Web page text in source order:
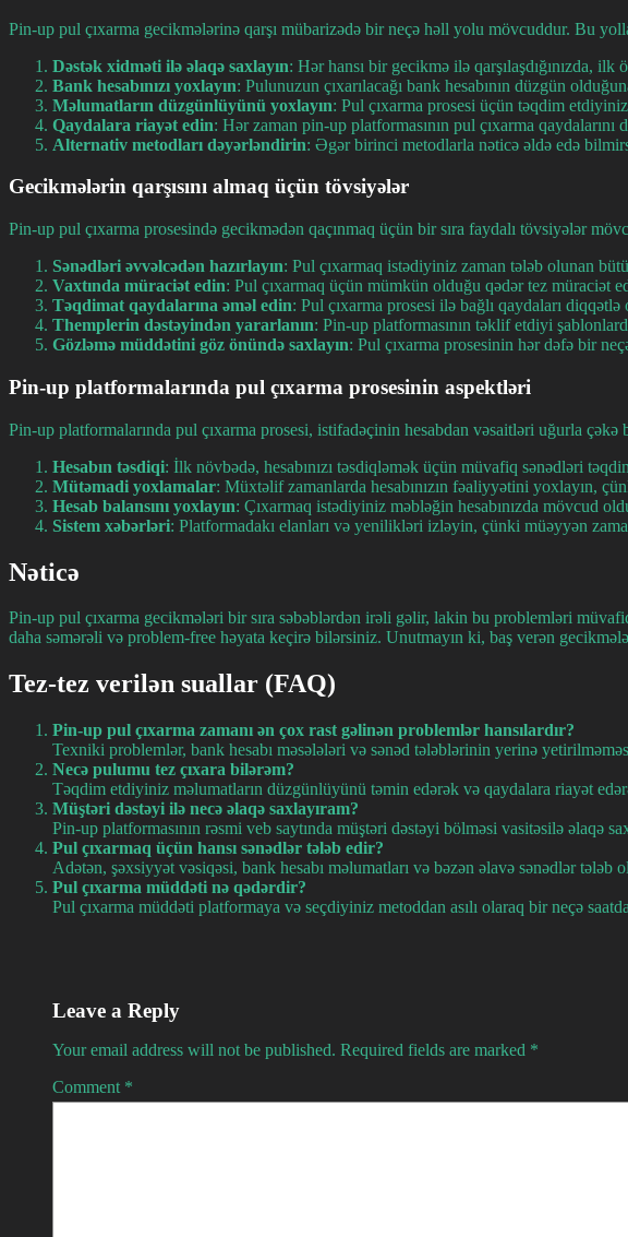
Pin-up pul çıxarma gecikmələrinə qarşı mübarizədə bir neçə həll yolu mövcuddur. Bu
Dəstək xidməti ilə əlaqə saxlayın: Hər hansı bir gecikmə ilə qarşılaşdığınızda,
Bank hesabınızı yoxlayın: Pulunuzun çıxarılacağı bank hesabının düzgün
Məlumatların düzgünlüyünü yoxlayın: Pul çıxarma prosesi üçün təqdim
Qaydalara riayət edin: Hər zaman pin-up platformasının pul çıxarma
Alternativ metodları dəyərləndirin: Əgər birinci metodlarla nəticə əldə edə
Gecikmələrin qarşısını almaq üçün tövsiyələr
Pin-up pul çıxarma prosesində gecikmədən qaçınmaq üçün bir sıra faydalı tövsiyələr
Sənədləri əvvəlcədən hazırlayın: Pul çıxarmaq istədiyiniz zaman tələb olunan
Vaxtında müraciət edin: Pul çıxarmaq üçün mümkün olduğu qədər tez müraciət
Təqdimat qaydalarına əməl edin: Pul çıxarma prosesi ilə bağlı qaydaları
Themplerin dəstəyindən yararlanın: Pin-up platformasının təklif etdiyi
Gözləmə müddətini göz önündə saxlayın: Pul çıxarma prosesinin hər dəfə bir
Pin-up platformalarında pul çıxarma prosesinin aspektləri
Pin-up platformalarında pul çıxarma prosesi, istifadəçinin hesabdan vəsaitləri uğurla çəkə
Hesabın təsdiqi: İlk növbədə, hesabınızı təsdiqləmək üçün müvafiq sənədləri
Mütəmadi yoxlamalar: Müxtəlif zamanlarda hesabınızın fəaliyyətini yoxlayın,
Hesab balansını yoxlayın: Çıxarmaq istədiyiniz məbləğin hesabınızda mövcud
Sistem xəbərləri: Platformadakı elanları və yenilikləri izləyin, çünki müəyyən
Nəticə
Pin-up pul çıxarma gecikmələri bir sıra səbəblərdən irəli gəlir, lakin bu problemləri
daha səmərəli və problem-free həyata keçirə bilərsiniz. Unutmayın ki, baş verən
Tez-tez verilən suallar (FAQ)
Pin-up pul çıxarma zamanı ən çox rast gəlinən problemlər hansılardır?
Texniki problemlər, bank hesabı məsələləri və sənəd tələblərinin yerinə
Necə pulumu tez çıxara bilərəm?
Təqdim etdiyiniz məlumatların düzgünlüyünü təmin edərək və qaydalara riayət
Müştəri dəstəyi ilə necə əlaqə saxlayıram?
Pin-up platformasının rəsmi veb saytında müştəri dəstəyi bölməsi vasitəsilə əlaqə
Pul çıxarmaq üçün hansı sənədlər tələb edir?
Adətən, şəxsiyyət vəsiqəsi, bank hesabı məlumatları və bəzən əlavə sənədlər tələb
Pul çıxarma müddəti nə qədərdir?
Pul çıxarma müddəti platformaya və seçdiyiniz metoddan asılı olaraq bir neçə
Leave a Reply
Your email address will not be published. Required fields are marked *
Comment *